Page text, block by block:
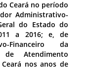
Ceará no período
Administrativo-
do Estado do
a 2016; e, de
Financeiro da
de Atendimento
nos anos de